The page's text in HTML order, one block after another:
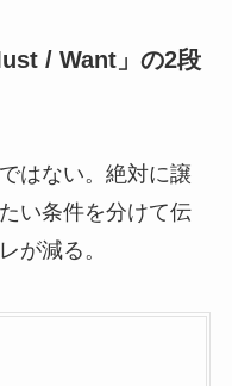
/ Want」の2段
はない。絶対に譲
い条件を分けて伝
が減る。